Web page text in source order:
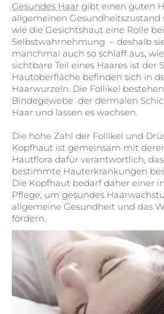
Gesundes Haar gibt einen guten
allgemeinen Gesundheitszustand
wie die Gesichtshaut eine Rolle
Selbstwahrnehmung – deshalb
manchmal auch so schlaff aus,
sichtbare Teil eines Haares ist der
Hautoberfläche befinden sich in
Haarwurzeln. Die Follikel
Bindegewebe der dermalen
Haar und lassen es wachsen.
Die hohe Zahl der Follikel und
Kopfhaut ist gemeinsam mit
Hautflora dafür verantwortlich,
bestimmte Hauterkrankungen
Die Kopfhaut bedarf daher einer
Pflege, um gesundes
allgemeine Gesundheit und das
fördern.